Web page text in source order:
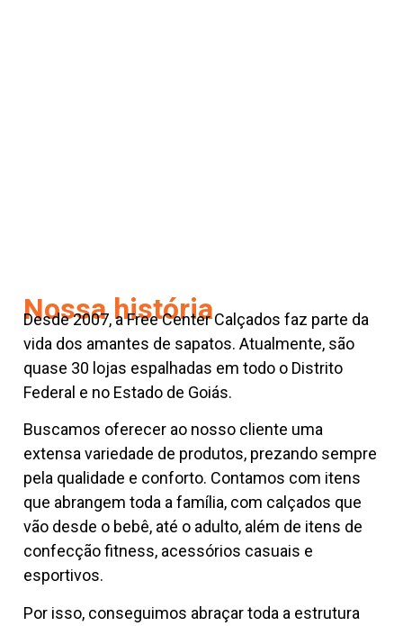
Nossa história
Desde 2007, a Free Center Calçados faz parte da
vida dos amantes de sapatos. Atualmente, são
quase 30 lojas espalhadas em todo o Distrito
Federal e no Estado de Goiás.
Buscamos oferecer ao nosso cliente uma
extensa variedade de produtos, prezando sempre
pela qualidade e conforto. Contamos com itens
que abrangem toda a família, com calçados que
vão desde o bebê, até o adulto, além de itens de
confecção fitness, acessórios casuais e
esportivos.
Por isso, conseguimos abraçar toda a estrutura